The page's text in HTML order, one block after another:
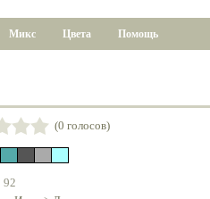
Микс Цвета Помощь
(0 голосов)
92